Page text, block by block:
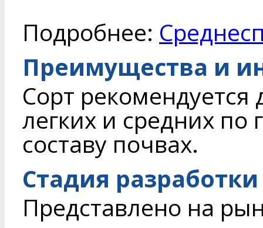
Подробнее:
Преимущества и
Сорт
легких и средних по
составу почвах.
Стадия разработки
Представлено на